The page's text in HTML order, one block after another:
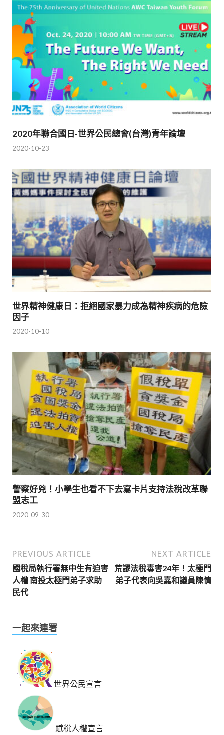
2020年聯合國日-世界公民總會(台灣)青年論壇
2020-10-23
世界精神健康日：拒絕國家暴力成為精神疾病的危險
因子
2020-10-10
警察好兇！小學生也看不下去寫卡片支持法稅改革聯
盟志工
2020-09-30
PREVIOUS ARTICLE
國稅局執行署無中生有迫害
人權 南投太極門弟子求助
民代
NEXT ARTICLE
荒謬法稅毒害24年！太極門
弟子代表向吳嘉和議員陳情
一起來連署
世界公民宣言
賦稅人權宣言